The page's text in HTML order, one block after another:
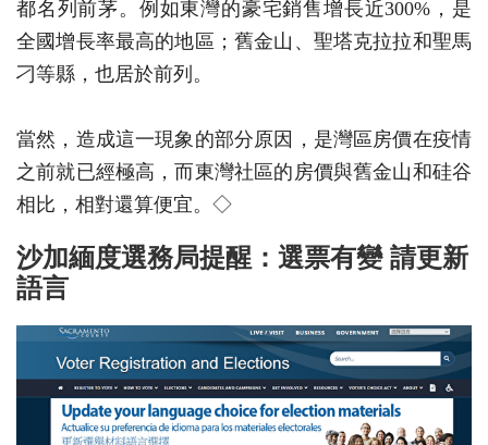
都名列前茅。例如東灣的豪宅銷售增長近300%，是
全國增長率最高的地區；舊金山、聖塔克拉拉和聖馬
刁等縣，也居於前列。
當然，造成這一現象的部分原因，是灣區房價在疫情
之前就已經極高，而東灣社區的房價與舊金山和硅谷
相比，相對還算便宜。◇
沙加緬度選務局提醒：選票有變 請更新
語言